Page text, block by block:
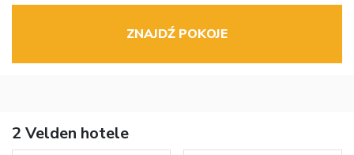
ZNAJDŹ POKOJE
2 Velden hotele